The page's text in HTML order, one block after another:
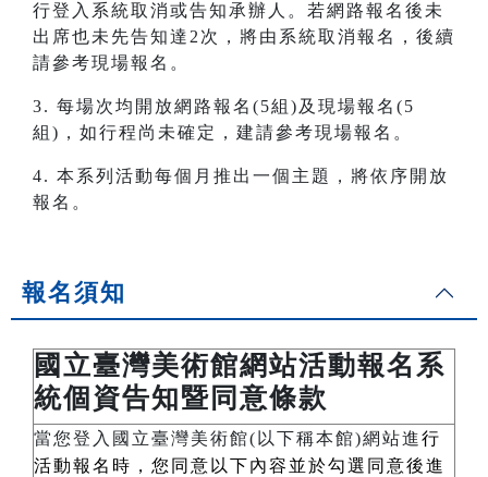
行登入系統取消或告知承辦人。若網路報名後未
出席也未先告知達2次，將由系統取消報名，後續
請參考現場報名。
3. 每場次均開放網路報名(5組)及現場報名(5
組)，如行程尚未確定，建請參考現場報名。
4. 本系列活動每個月推出一個主題，將依序開放
報名。
報名須知
國立臺灣美術館網站活動報名系
統個資告知暨同意條款
當您登入國立臺灣美術館(以下稱本館)網站進行
活動報名時，您同意以下內容並於勾選同意後進